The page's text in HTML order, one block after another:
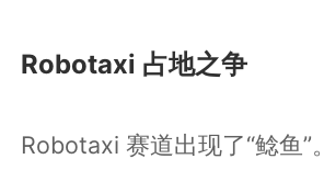
Robotaxi 占地之争
Robotaxi 赛道出现了“鲶鱼”。